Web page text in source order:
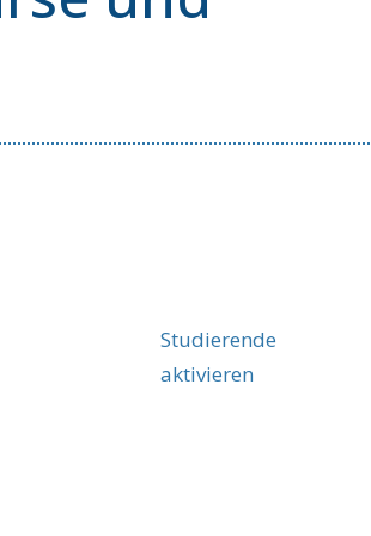
Studierende
aktivieren